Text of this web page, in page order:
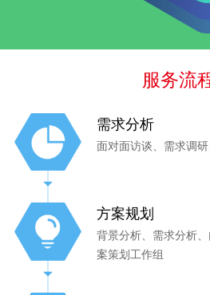
服务流
需求分析
面对面访谈、需求调
方案规划
背景分析、需求分析
案策划工作组